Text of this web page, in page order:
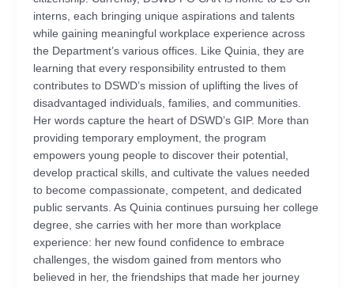
interns, each bringing unique aspirations and talents
while gaining meaningful workplace experience across
the Department’s various offices. Like Quinia, they are
learning that every responsibility entrusted to them
contributes to DSWD’s mission of uplifting the lives of
disadvantaged individuals, families, and communities.
Her words capture the heart of DSWD’s GIP. More than
providing temporary employment, the program
empowers young people to discover their potential,
develop practical skills, and cultivate the values needed
to become compassionate, competent, and dedicated
public servants. As Quinia continues pursuing her college
degree, she carries with her more than workplace
experience: her new found confidence to embrace
challenges, the wisdom gained from mentors who
believed in her, the friendships that made her journey